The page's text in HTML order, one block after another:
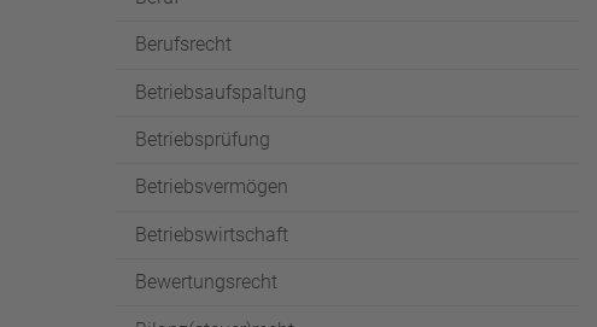
Berufsrecht
Betriebsaufspaltung
Betriebsprüfung
Betriebsvermögen
Betriebswirtschaft
Bewertungsrecht